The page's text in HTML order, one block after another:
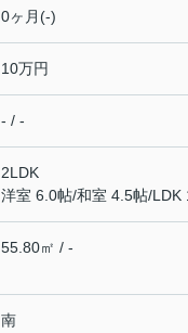
0ヶ月(-)
10万円
- / -
2LDK
洋室 6.0帖/和室 4.5帖/LDK
55.80㎡ / -
南